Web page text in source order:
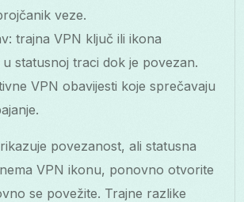
veze.
trajna VPN ključ ili ikona
statusnoj traci dok je povezan.
VPN obavijesti koje sprečavaju
povezanost, ali statusna
VPN ikonu, ponovno otvorite
se povežite. Trajne razlike